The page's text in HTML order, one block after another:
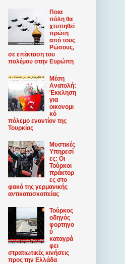
Ποια
πόλη θα
χτυπηθεί
πρώτη
από τους
Ρώσους,
σε επέκταση του
πολέμου στην Ευρώπη
Μέση
Ανατολή:
Έκκληση
για
οικονομι
κό
πόλεμο εναντίον της
Τουρκίας
Μυστικές
Υπηρεσί
ες: Οι
Τούρκοι
πράκτορ
ες στο
φακό της γερμανικής
αντικατασκοπείας
Τούρκος
οδηγός
φορτηγο
ύ
καταγρά
φει
στρατιωτικές κινήσεις
προς την Ελλάδα